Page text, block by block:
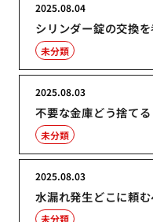
シリンダー錠の交換
2025.08.04
未分類
不要な金庫どう捨てる
2025.08.03
未分類
水漏れ発生どこに頼
2025.08.03
未分類